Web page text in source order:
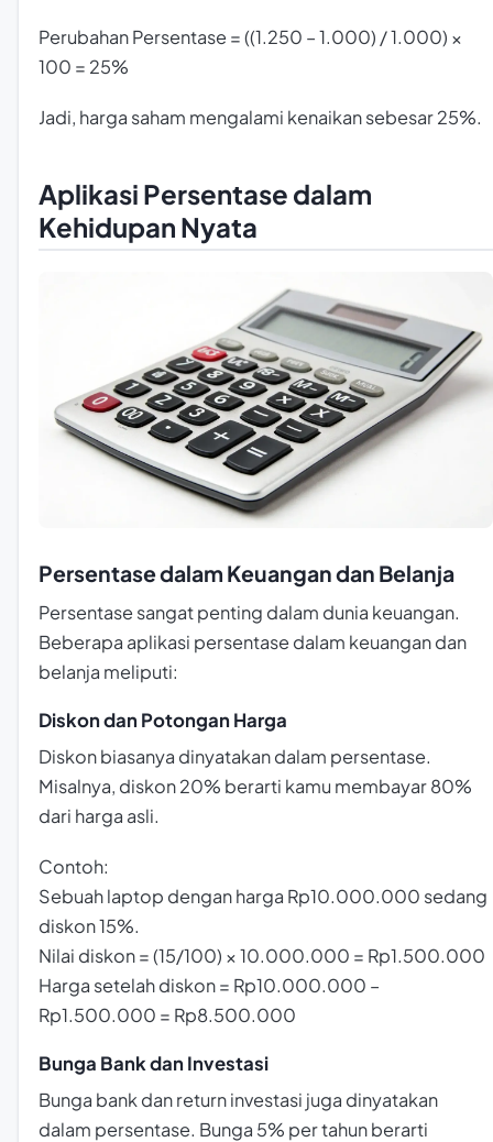
Perubahan Persentase = ((1.250 – 1.000) / 1.000) ×
100 = 25%
Jadi, harga saham mengalami kenaikan sebesar 25%.
Aplikasi Persentase dalam
Kehidupan Nyata
Persentase dalam Keuangan dan Belanja
Persentase sangat penting dalam dunia keuangan.
Beberapa aplikasi persentase dalam keuangan dan
belanja meliputi:
Diskon dan Potongan Harga
Diskon biasanya dinyatakan dalam persentase.
Misalnya, diskon 20% berarti kamu membayar 80%
dari harga asli.
Contoh:
Sebuah laptop dengan harga Rp10.000.000 sedang
diskon 15%.
Nilai diskon = (15/100) × 10.000.000 = Rp1.500.000
Harga setelah diskon = Rp10.000.000 –
Rp1.500.000 = Rp8.500.000
Bunga Bank dan Investasi
Bunga bank dan return investasi juga dinyatakan
dalam persentase. Bunga 5% per tahun berarti